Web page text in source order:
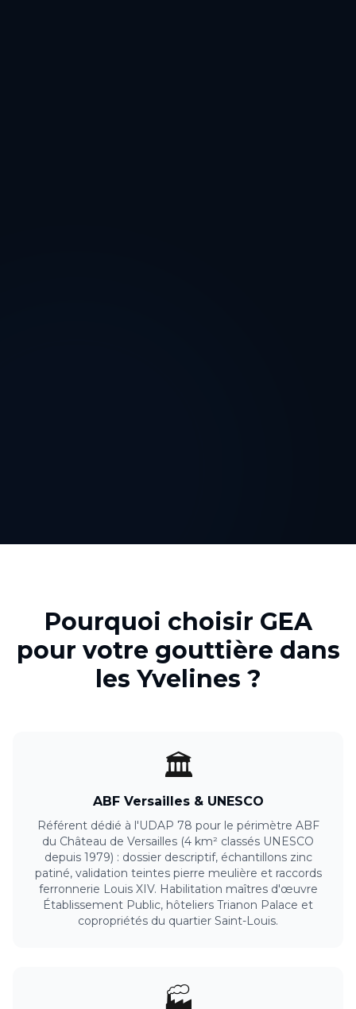
Pourquoi choisir GEA
pour votre gouttière dans
les Yvelines ?
🏛️
ABF Versailles & UNESCO
Référent dédié à l'UDAP 78 pour le périmètre ABF
du Château de Versailles (4 km² classés UNESCO
depuis 1979) : dossier descriptif, échantillons zinc
patiné, validation teintes pierre meulière et raccords
ferronnerie Louis XIV. Habilitation maîtres d'œuvre
Établissement Public, hôteliers Trianon Palace et
copropriétés du quartier Saint-Louis.
🏭